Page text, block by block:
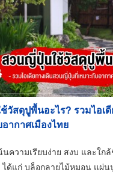
วัสดุปูพื้นอะไร? รวมไอเ
ากาศเมืองไทย
ความเรียบง่าย สงบ และใก
ด้แก่ บล็อกลายไม้หมอน แผ่